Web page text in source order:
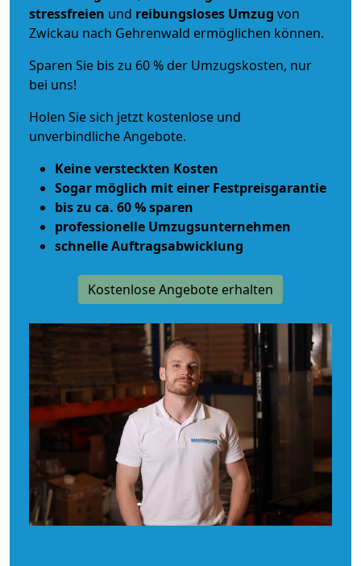
stressfreien und reibungsloses Umzug von
Zwickau nach Gehrenwald ermöglichen können.
Sparen Sie bis zu 60 % der Umzugskosten, nur
bei uns!
Holen Sie sich jetzt kostenlose und
unverbindliche Angebote.
Keine versteckten Kosten
Sogar möglich mit einer Festpreisgarantie
bis zu ca. 60 % sparen
professionelle Umzugsunternehmen
schnelle Auftragsabwicklung
Kostenlose Angebote erhalten